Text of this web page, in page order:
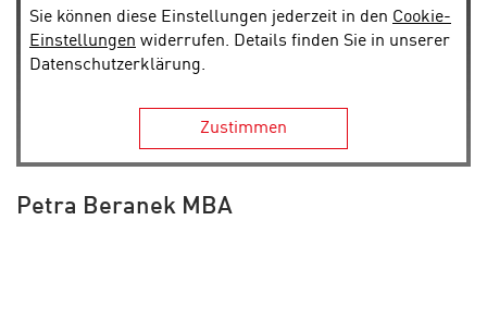
Sie können diese Einstellungen jederzeit in den Cookie-
Einstellungen widerrufen. Details finden Sie in unserer
Datenschutzerklärung.
Zustimmen
Petra Beranek MBA